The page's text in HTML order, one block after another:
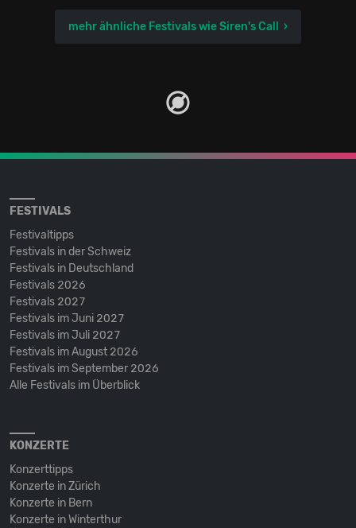
mehr ähnliche Festivals wie Siren's Call
FESTIVALS
Festivaltipps
Festivals in der Schweiz
Festivals in Deutschland
Festivals 2026
Festivals 2027
Festivals im Juni 2027
Festivals im Juli 2027
Festivals im August 2026
Festivals im September 2026
Alle Festivals im Überblick
KONZERTE
Konzerttipps
Konzerte in Zürich
Konzerte in Bern
Konzerte in Winterthur